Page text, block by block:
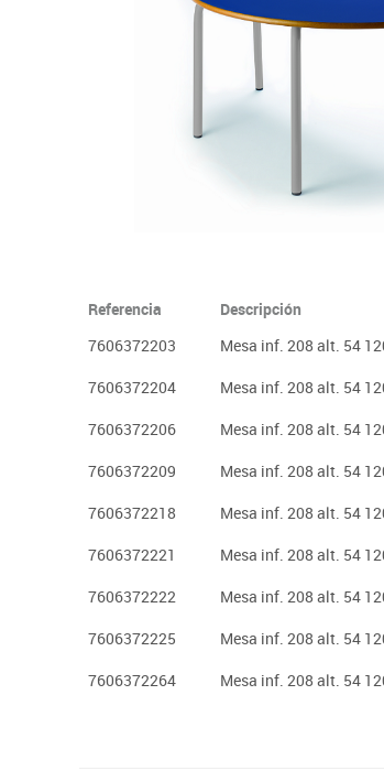
Material escolar
Plastifica, encuaderna, destruye
Referencia Descripción
7606372203
Mesa inf. 208 alt. 54
7606372204
Mesa inf. 208 alt. 54
7606372206
Mesa inf. 208 alt. 54
7606372209
Mesa inf. 208 alt. 54
7606372218
Mesa inf. 208 alt. 54
7606372221
Mesa inf. 208 alt. 54
7606372222
Mesa inf. 208 alt. 54
7606372225
Mesa inf. 208 alt. 54
7606372264
Mesa inf. 208 alt. 54